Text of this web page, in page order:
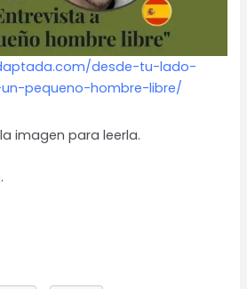
desde-tu-lado-
pequeno-hombre-libre/
imagen para leerla.